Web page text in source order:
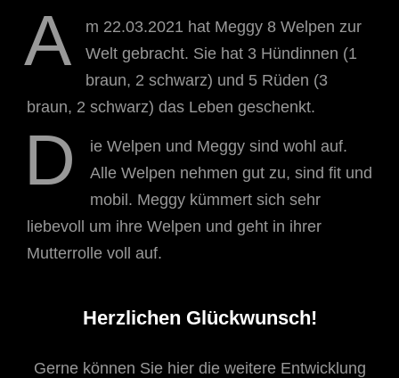
A
m 22.03.2021 hat Meggy 8 Welpen zur
Welt gebracht. Sie hat 3 Hündinnen (1
braun, 2 schwarz) und 5 Rüden (3
braun, 2 schwarz) das Leben geschenkt.
D
ie Welpen und Meggy sind wohl auf.
Alle Welpen nehmen gut zu, sind fit und
mobil. Meggy kümmert sich sehr
liebevoll um ihre Welpen und geht in ihrer
Mutterrolle voll auf.
Herzlichen Glückwunsch!
Gerne können Sie hier die weitere Entwicklung